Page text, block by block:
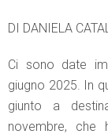
DI DANIELA
Ci sono date
giugno 2025. In
giunto a
novembre, che